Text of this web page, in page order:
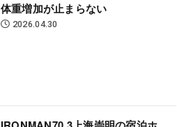
体重増加が止まらない
2026.04.30